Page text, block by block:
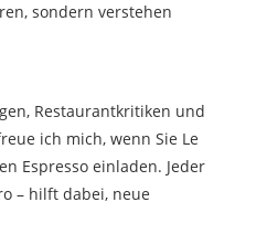
sondern verstehen
Restaurantkritiken und
ich mich, wenn Sie Le
Espresso einladen. Jeder
– hilft dabei, neue